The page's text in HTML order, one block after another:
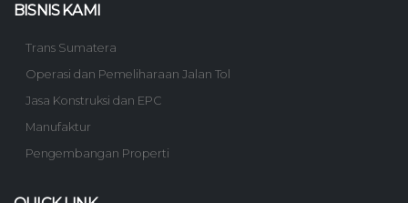
BISNIS KAMI
Trans Sumatera
Operasi dan Pemeliharaan Jalan Tol
Jasa Konstruksi dan EPC
Manufaktur
Pengembangan Properti